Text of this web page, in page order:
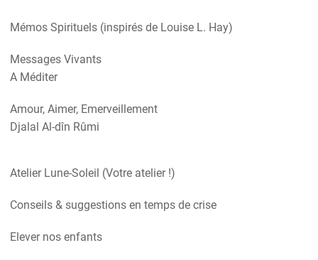
Mémos Spirituels (inspirés de Louise L. Hay)
Messages Vivants
A Méditer
Amour, Aimer, Emerveillement
Djalal Al-dîn Rûmi
Atelier Lune-Soleil (Votre atelier !)
Conseils & suggestions en temps de crise
Elever nos enfants